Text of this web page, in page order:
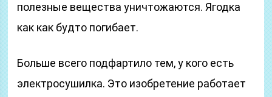
полезные вещества уничтожаются. Ягодка
как как будто погибает.
Больше всего подфартило тем, у кого есть
электросушилка. Это изобретение работает